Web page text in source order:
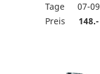
Tage 07-09
Preis
148.-